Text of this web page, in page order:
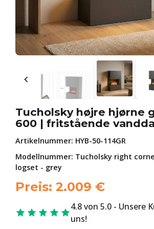
Tucholsky højre hjørne
600 | fritstående
Artikelnummer: HYB-50-114GR
Modellnummer: Tucholsky right
logset - grey
Preis: 2.009 €
4.8 von 5.0 - Unsere
uns!